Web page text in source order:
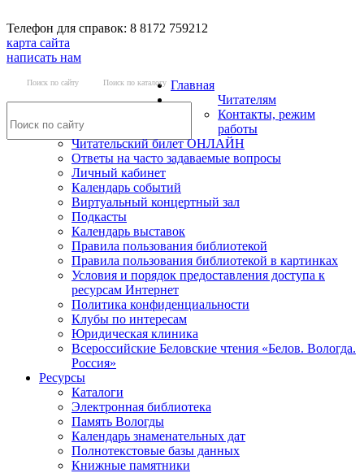
Телефон для справок: 8 8172 759212
карта сайта
написать нам
Поиск по сайту Поиск по каталогу Главная
Читателям
Контакты, режим
работы
Читательский билет ОНЛАЙН
Ответы на часто задаваемые вопросы
Личный кабинет
Календарь событий
Виртуальный концертный зал
Подкасты
Календарь выставок
Правила пользования библиотекой
Правила пользования библиотекой в картинках
Условия и порядок предоставления доступа к
ресурсам Интернет
Политика конфиденциальности
Клубы по интересам
Юридическая клиника
Всероссийские Беловские чтения «Белов. Вологда.
Россия»
Ресурсы
Каталоги
Электронная библиотека
Память Вологды
Календарь знаменательных дат
Полнотекстовые базы данных
Книжные памятники